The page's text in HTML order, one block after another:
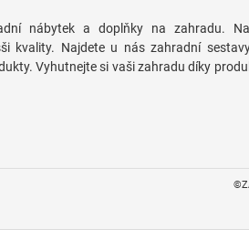
nábytek a doplňky na zahradu.
kvality. Najdete u nás zahradní
Vyhutnejte si vaši zahradu díky